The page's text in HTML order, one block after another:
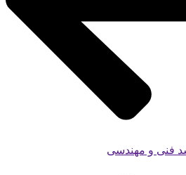
فنی و مهندسی